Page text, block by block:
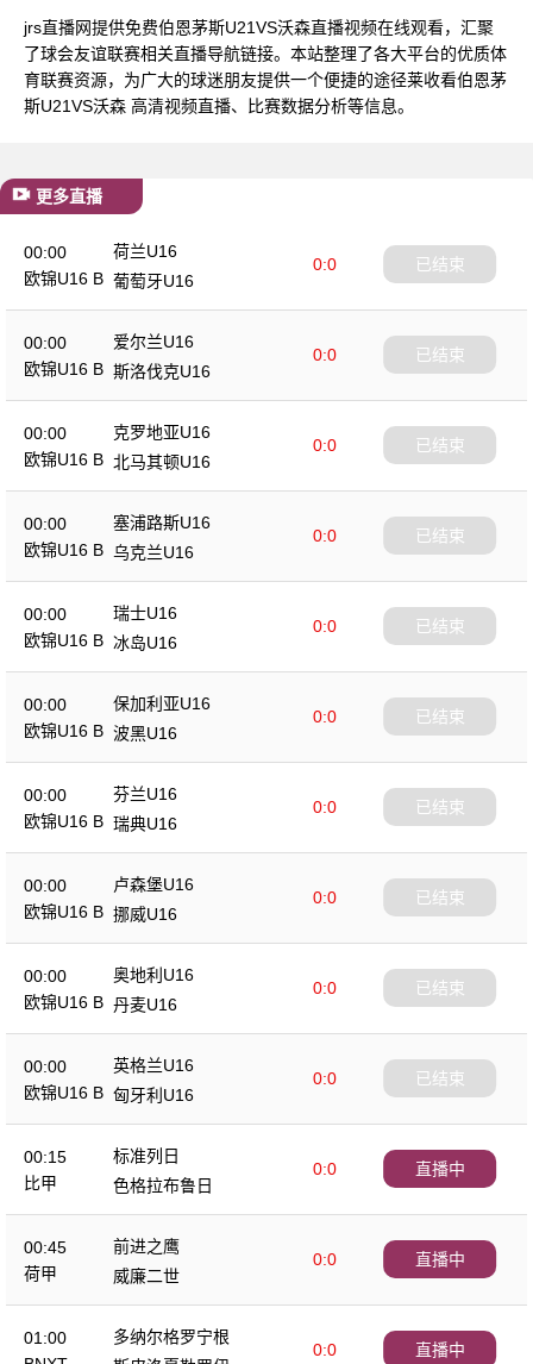
jrs直播网提供免费伯恩茅斯U21VS沃森直播视频在线观看，汇聚
了球会友谊联赛相关直播导航链接。本站整理了各大平台的优质体
育联赛资源，为广大的球迷朋友提供一个便捷的途径莱收看伯恩茅
斯U21VS沃森 高清视频直播、比赛数据分析等信息。
更多直播
00:00
欧锦U16 B
荷兰U16
0:0
葡萄牙U16
已结束
00:00
欧锦U16 B
爱尔兰U16
0:0
斯洛伐克U16
已结束
00:00
欧锦U16 B
克罗地亚U16
0:0
北马其顿U16
已结束
00:00
欧锦U16 B
塞浦路斯U16
0:0
乌克兰U16
已结束
00:00
欧锦U16 B
瑞士U16
0:0
冰岛U16
已结束
00:00
欧锦U16 B
保加利亚U16
0:0
波黑U16
已结束
00:00
欧锦U16 B
芬兰U16
0:0
瑞典U16
已结束
00:00
欧锦U16 B
卢森堡U16
0:0
挪威U16
已结束
00:00
欧锦U16 B
奥地利U16
0:0
丹麦U16
已结束
00:00
欧锦U16 B
英格兰U16
0:0
匈牙利U16
已结束
00:15
比甲
标准列日
0:0
色格拉布鲁日
直播中
00:45
荷甲
前进之鹰
0:0
威廉二世
直播中
01:00
多纳尔格罗宁根
0:0
直播中